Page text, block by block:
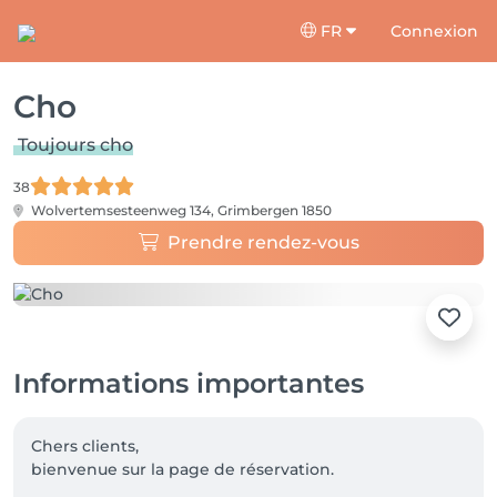
FR Connexion
Cho
Toujours cho
38
Wolvertemsesteenweg 134, Grimbergen 1850
Prendre rendez-vous
Informations importantes
Chers clients,
bienvenue sur la page de réservation.